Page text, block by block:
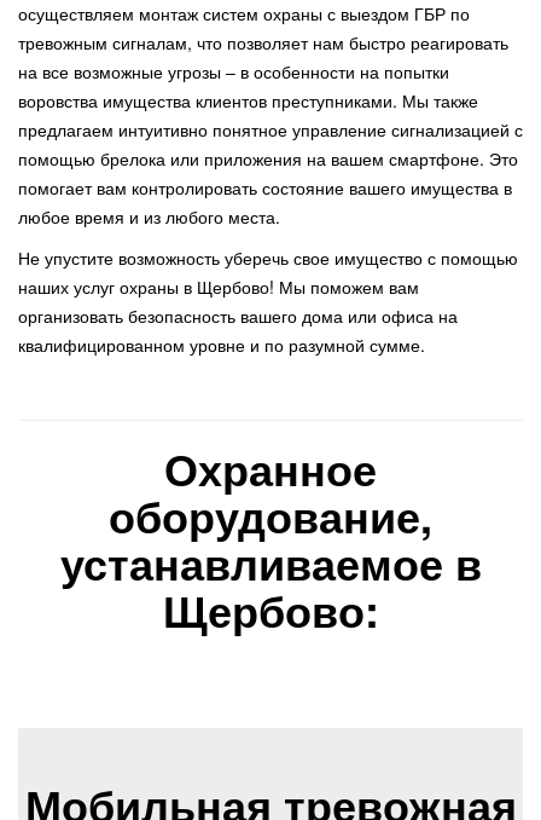
осуществляем монтаж систем охраны с выездом ГБР по
тревожным сигналам, что позволяет нам быстро реагировать
на все возможные угрозы – в особенности на попытки
воровства имущества клиентов преступниками. Мы также
предлагаем интуитивно понятное управление сигнализацией с
помощью брелока или приложения на вашем смартфоне. Это
помогает вам контролировать состояние вашего имущества в
любое время и из любого места.
Не упустите возможность уберечь свое имущество с помощью
наших услуг охраны в Щербово! Мы поможем вам
организовать безопасность вашего дома или офиса на
квалифицированном уровне и по разумной сумме.
Охранное
оборудование,
устанавливаемое в
Щербово:
Мобильная тревожная